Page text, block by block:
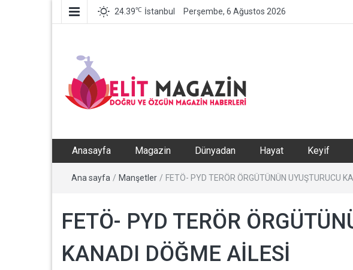
24.39℃ İstanbul Perşembe, 6 Ağustos 2026
Haber, En Son Magazin
Televizyon, Sağlık,
Moda Haberleri
Anasayfa Magazin Dünyadan Hayat Keyif
Ana sayfa / Manşetler / FETÖ- PYD TERÖR ÖRGÜTÜNÜN UYUŞTURUCU
FETÖ- PYD TERÖR
KANADI DÖĞME AİLESİ